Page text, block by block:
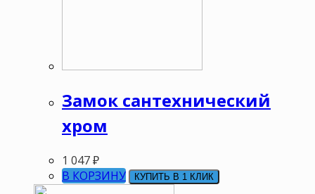
Замок сантехнический
хром
1 047₽
В КОРЗИНУ
КУПИТЬ В 1 КЛИК